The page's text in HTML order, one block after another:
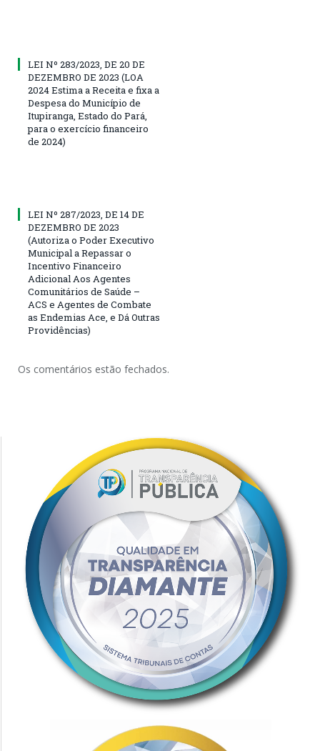
LEI Nº 283/2023, DE 20 DE
DEZEMBRO DE 2023 (LOA
2024 Estima a Receita e fixa a
Despesa do Município de
Itupiranga, Estado do Pará,
para o exercício financeiro
de 2024)
LEI Nº 287/2023, DE 14 DE
DEZEMBRO DE 2023
(Autoriza o Poder Executivo
Municipal a Repassar o
Incentivo Financeiro
Adicional Aos Agentes
Comunitários de Saúde –
ACS e Agentes de Combate
as Endemias Ace, e Dá Outras
Providências)
Os comentários estão fechados.